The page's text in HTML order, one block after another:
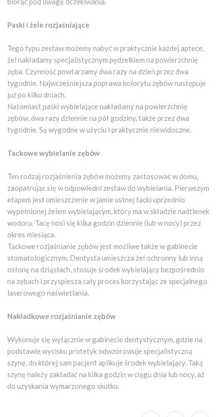
Paski i żele rozjaśniające
Tego typu zestaw możemy nabyć w praktycznie każdej aptece,
żel nakładamy specjalistycznym pędzelkiem na powierzchnię
zęba. Czynność powtarzamy dwa razy na dzień przez dwa
tygodnie. Najwcześniejsza poprawa kolorytu zębów następuje
już po kilku dniach.
Natomiast paski wybielające nakładamy na powierzchnię
zębów, dwa razy dziennie na pół godziny, także przez dwa
tygodnie. Są wygodne w użyciu i praktycznie niewidoczne.
Tackowe wybielanie zębów
Ten rodzaj rozjaśnienia zębów możemy zastosować w domu,
zaopatrując się w odpowiedni zestaw do wybielania. Pierwszym
etapem jest umieszczenie w jamie ustnej tacki uprzednio
wypełnionej żelem wybielającym, który ma w składzie nadtlenek
wodoru. Tacę nosi się kilka godzin dziennie (lub w nocy) przez
okres miesiąca.
Tackowe rozjaśnianie zębów jest możliwe także w gabinecie
stomatologicznym. Dentysta umieszcza żel ochronny lub inną
osłonę na dziąsłach, stosuje środek wybielający bezpośrednio
na zębach i przyspiesza cały proces korzystając ze specjalnego
laserowego naświetlania.
Nakładkowe rozjaśnianie zębów
Wykonuje się wyłącznie w gabinecie dentystycznym, gdzie na
podstawie wycisku protetyk odwzorowuje specjalistyczną
szynę, do której sam pacjent aplikuje środek wybielający. Taką
szynę należy zakładać na kilka godzin w ciągu dnia lub nocy, aż
do uzyskania wymarzonego skutku.